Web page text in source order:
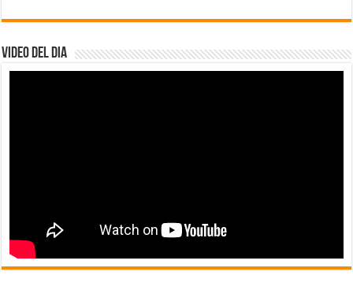
Video del dia